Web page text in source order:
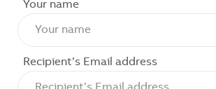
Your name
Recipient’s Email address